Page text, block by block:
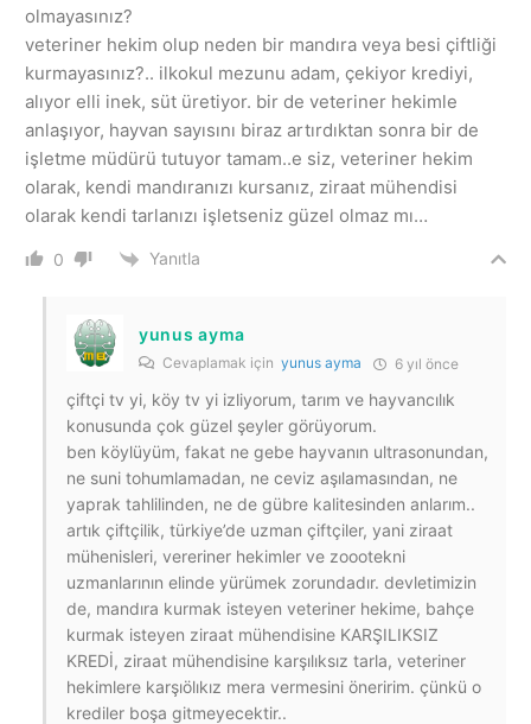
olmayasınız?
veteriner hekim olup neden bir mandıra veya besi çiftliği
kurmayasınız?.. ilkokul mezunu adam, çekiyor krediyi,
alıyor elli inek, süt üretiyor. bir de veteriner hekimle
anlaşıyor, hayvan sayısını biraz artırdıktan sonra bir de
işletme müdürü tutuyor tamam..e siz, veteriner hekim
olarak, kendi mandıranızı kursanız, ziraat mühendisi
olarak kendi tarlanızı işletseniz güzel olmaz mı…
0 Yanıtla
yunus ayma
Cevaplamak için yunus ayma 6 yıl önce
çiftçi tv yi, köy tv yi izliyorum, tarım ve hayvancılık
konusunda çok güzel şeyler görüyorum.
ben köylüyüm, fakat ne gebe hayvanın ultrasonundan,
ne suni tohumlamadan, ne ceviz aşılamasından, ne
yaprak tahlilinden, ne de gübre kalitesinden anlarım..
artık çiftçilik, türkiye’de uzman çiftçiler, yani ziraat
mühenisleri, vereriner hekimler ve zoootekni
uzmanlarının elinde yürümek zorundadır. devletimizin
de, mandıra kurmak isteyen veteriner hekime, bahçe
kurmak isteyen ziraat mühendisine KARŞILIKSIZ
KREDİ, ziraat mühendisine karşılıksız tarla, veteriner
hekimlere karşıölıkız mera vermesini öneririm. çünkü o
krediler boşa gitmeyecektir..